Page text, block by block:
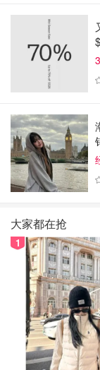
图
No. 3 Waterpik
Amazon销量冠
于在去年的
不同的刷头和转
的基础上起到加
大家都在抢
1